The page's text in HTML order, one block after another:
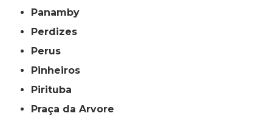
Panamby
Perdizes
Perus
Pinheiros
Pirituba
Praça da Arvore